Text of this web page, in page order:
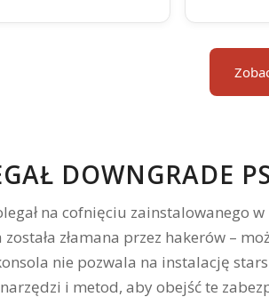
DOWNGRADE
na cofnięciu zainstalowanego w
złamana przez hakerów –
nie pozwala na instalację
i metod, aby obejść te